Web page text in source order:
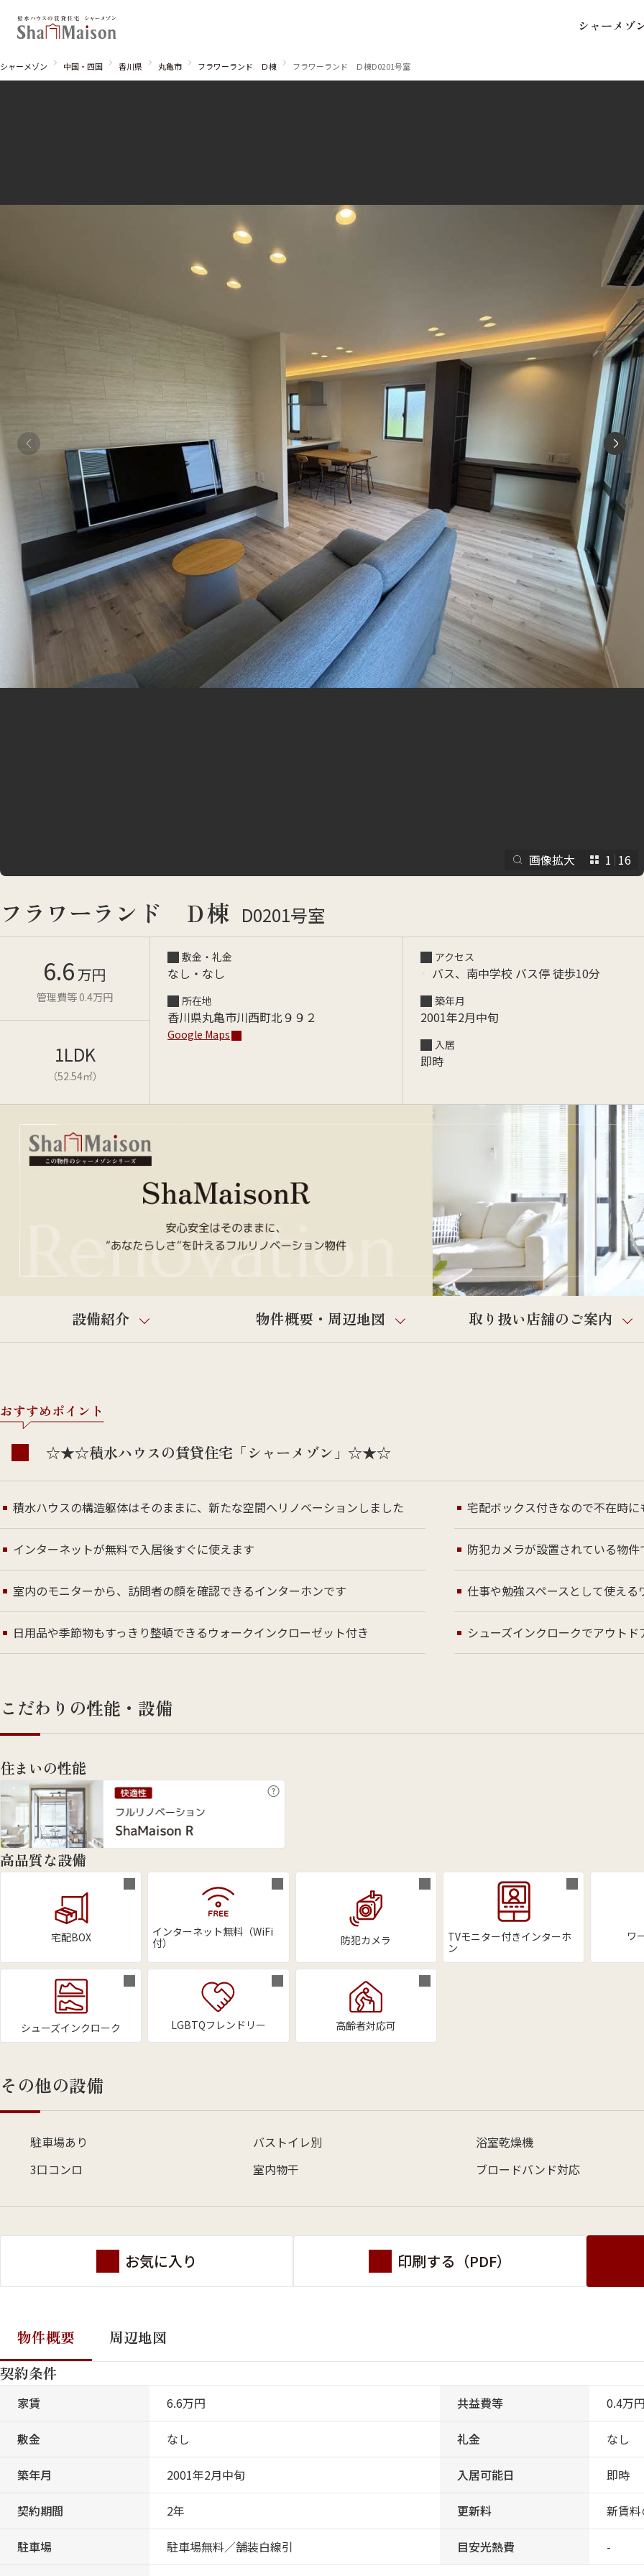
シ ャーメ ゾ
関西
中国・四国 九州
地図から探す
シャーメゾンとは シャーメゾンセレクション ルームツアー
動画ギャラリー ShaMaison STYLE
シャーメゾ
らくらく内
シャーメ
自立型サ
お問い合
シャーメゾ
らくらくパ
シャーメゾ
らくらく
シャーメゾン 中国・四国 香川県 丸亀市 フラワーランド Ｄ棟 フラワーランド Ｄ棟D0201号室
画像拡大 1 16
フラワーランド Ｄ棟 D0201号室
6.6万円
管理費等 0.4万円
1LDK
（52.54㎡）
敷金・礼金
なし・なし
所在地
香川県丸亀市川西町北９９２
Google Maps
アクセス
バス、南中学校 バス停 徒歩10分
築年月
2001年2月中旬
入居
即時
設備紹介 物件概要・周辺地図 取り扱い店舗のご案内
おすすめポイント
☆★☆積水ハウスの賃貸住宅「シャーメゾン」☆★☆
積水ハウスの構造躯体はそのままに、新たな空間へリノベーションしました 宅配ボックス付きなので不在時
インターネットが無料で入居後すぐに使えます 防犯カメラが設置されている物件
室内のモニターから、訪問者の顔を確認できるインターホンです 仕事や勉強スペースとして使え
日用品や季節物もすっきり整頓できるウォークインクローゼット付き シューズインクロークでアウト
こだわりの性能・設備
住まいの性能
高品質な設備
宅配BOX
インターネット無料（WiFi
付）
防犯カメラ
TVモニター付きインターホ
ン
ワ
シューズインクローク LGBTQフレンドリー 高齢者対応可
その他の設備
駐車場あり バストイレ別
浴室乾燥機
3口コンロ
室内物干 ブロードバンド対応
お気に入り 印刷する（PDF）
物件概要
周辺地図
契約条件
家賃 6.6万円 共益費等 0.4万
敷金 なし 礼金 なし
築年月 2001年2月中旬 入居可能日 即時
契約期間 2年 更新料 新賃
駐車場 駐車場無料／舗装白線引 目安光熱費 -